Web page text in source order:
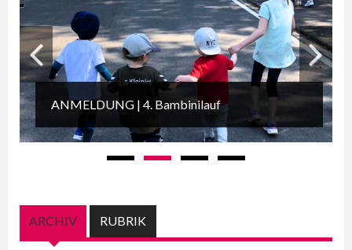
ANMELDUNG | 4. Bambinilauf
Zurück Weiter
ARCHIV (AKTIVER REITER)
RUBRIK